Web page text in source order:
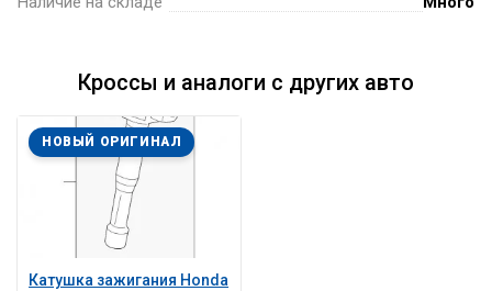
Кроссы и аналоги с других авто
Катушка зажигания Honda
НОВЫЙ ОРИГИНАЛ